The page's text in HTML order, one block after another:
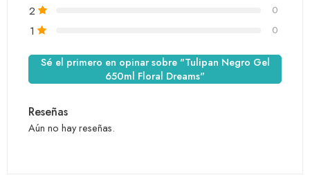
2 0
1 0
Sé el primero en opinar sobre "Tulipan Negro Gel
650ml Floral Dreams"
Reseñas
Aún no hay reseñas.